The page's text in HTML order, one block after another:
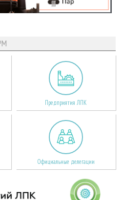
Предприятия ЛПК
Официальные делегации